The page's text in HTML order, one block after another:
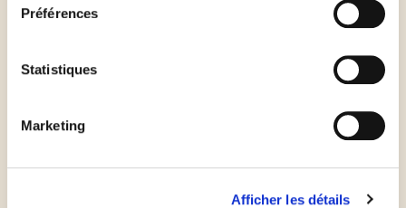
Préférences
Statistiques
Marketing
Afficher les détails
de potimarron, les châtaignes et les lanières de
Enfourner pendant au moins 20 min.